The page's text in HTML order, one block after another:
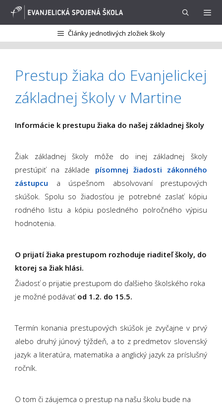
Preskočiť
Články jednotlivých zložiek školy
Prestup žiaka do Evanjelickej
základnej školy v Martine
Informácie k prestupu žiaka do našej základnej školy
Žiak základnej školy môže do inej základnej školy
prestúpiť na základe písomnej žiadosti zákonného
zástupcu a úspešnom absolvovaní prestupových
skúšok. Spolu so žiadosťou je potrebné zaslať kópiu
rodného listu a kópiu posledného polročného výpisu
hodnotenia.
O prijatí žiaka prestupom rozhoduje riaditeľ školy, do
ktorej sa žiak hlási.
Žiadosť o prijatie prestupom do ďalšieho školského roka
je možné podávať od 1.2. do 15.5.
Termín konania prestupových skúšok je zvyčajne v prvý
alebo druhý júnový týždeň, a to z predmetov slovenský
jazyk a literatúra, matematika a anglický jazyk za príslušný
ročník.
O tom či záujemca o prestup na našu školu bude na